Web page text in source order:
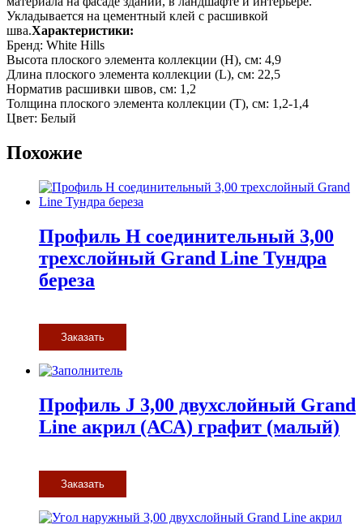
Укладывается на цементный клей с расшивкой
шва.Характеристики:
Бренд: White Hills
Высота плоского элемента коллекции (H), см: 4,9
Длина плоского элемента коллекции (L), см: 22,5
Норматив расшивки швов, см: 1,2
Толщина плоского элемента коллекции (T), см: 1,2-1,4
Цвет: Белый
Похожие
Профиль H соединительный 3,00
трехслойный Grand Line Тундра
береза
Заказать
Профиль J 3,00 двухслойный Grand
Line акрил (АСА) графит (малый)
Заказать